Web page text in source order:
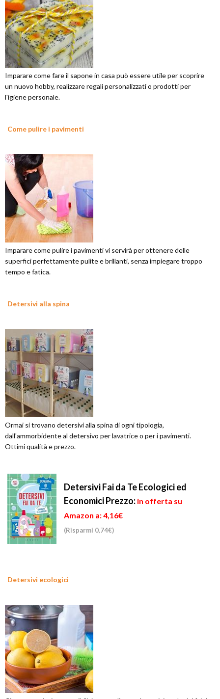
Imparare come fare il sapone in casa può essere utile per scoprire
un nuovo hobby, realizzare regali personalizzati o prodotti per
l'igiene personale.
Come pulire i pavimenti
Imparare come pulire i pavimenti vi servirà per ottenere delle
superfici perfettamente pulite e brillanti, senza impiegare troppo
tempo e fatica.
Detersivi alla spina
Ormai si trovano detersivi alla spina di ogni tipologia,
dall'ammorbidente al detersivo per lavatrice o per i pavimenti.
Ottimi qualità e prezzo.
Detersivi Fai da Te Ecologici ed
EconomiciPrezzo: in offerta su
Amazon a: 4,16€
(Risparmi 0,74€)
Detersivi ecologici